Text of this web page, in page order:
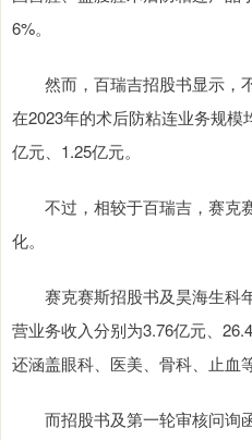
6%。
然而，百瑞吉招股书显示，
在2023年的术后防粘连业务规
亿元、1.25亿元。
不过，相较于百瑞吉，赛克
化。
赛克赛斯招股书及昊海生科
营业务收入分别为3.76亿元、
还涵盖眼科、医美、骨科、止血
而招股书及第一轮审核问询